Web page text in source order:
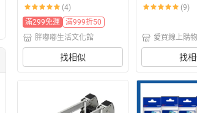
(4)
滿299免運
滿999折50
胖嘟嘟生活文化館
找相似
(9)
愛買線上購物
找